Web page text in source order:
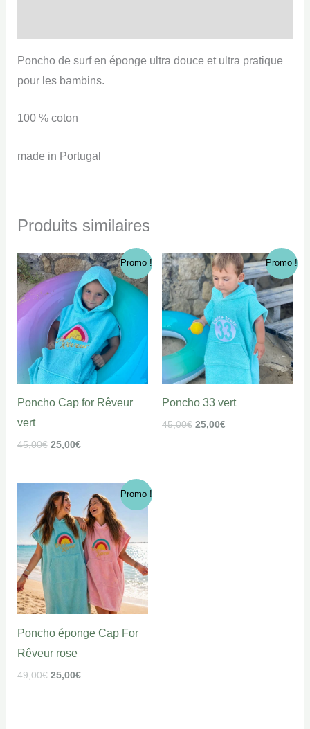
Poncho de surf en éponge ultra douce et ultra pratique
pour les bambins.
100 % coton
made in Portugal
Produits similaires
Promo !
Poncho Cap for Rêveur
vert
45,00€
Le
prix
initial
était :
45,00€.
25,00€
Le
prix
actuel
est :
25,00€.
Promo !
Poncho 33 vert
45,00€
Le
prix
initial
était :
45,00€.
25,00€
Le
prix
actuel
est :
25,00€.
Promo !
Poncho éponge Cap For
Rêveur rose
49,00€
Le
prix
initial
était :
49,00€.
25,00€
prix
actuel
est :
25,00€.